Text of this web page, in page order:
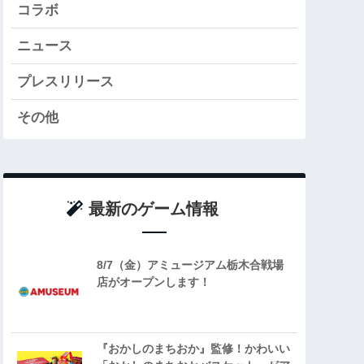
コラボ
ニュース
プレスリリース
その他
最新のゲーム情報
8/7（金）アミュージアム栃木合戦場
店がオープンします！
『おかしのまちおか』監修！かわいい